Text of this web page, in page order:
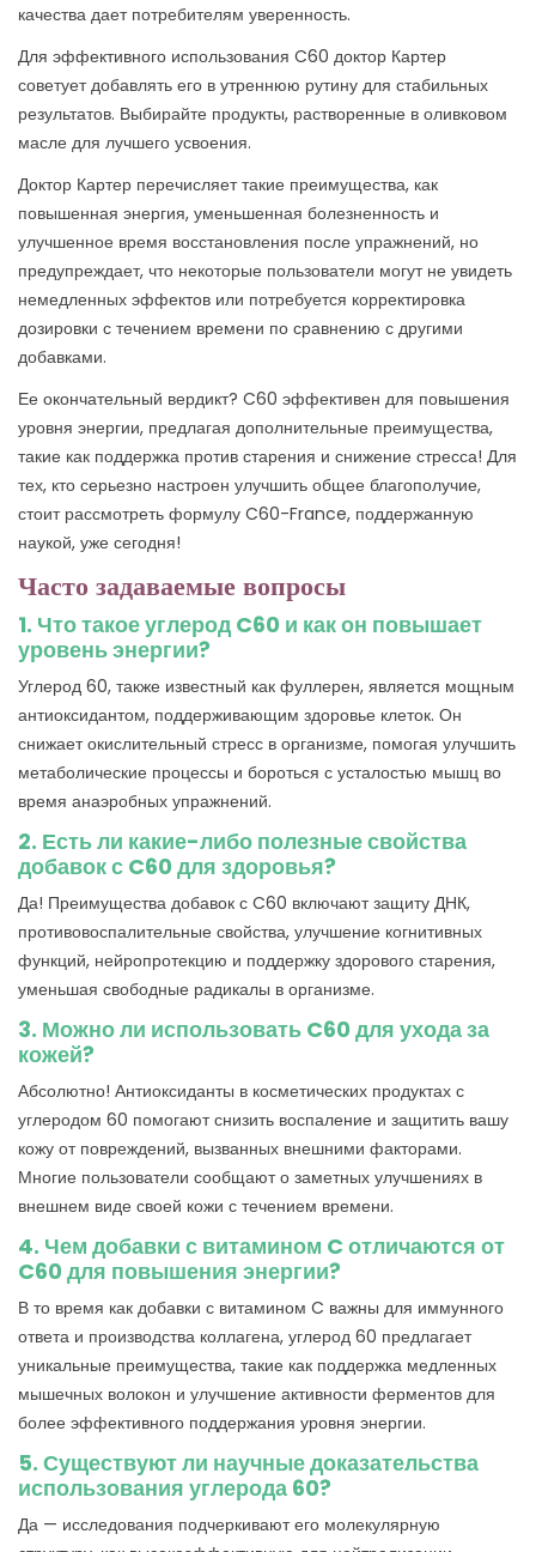
качества дает потребителям уверенность.
Для эффективного использования C60 доктор Картер
советует добавлять его в утреннюю рутину для стабильных
результатов. Выбирайте продукты, растворенные в оливковом
масле для лучшего усвоения.
Доктор Картер перечисляет такие преимущества, как
повышенная энергия, уменьшенная болезненность и
улучшенное время восстановления после упражнений, но
предупреждает, что некоторые пользователи могут не увидеть
немедленных эффектов или потребуется корректировка
дозировки с течением времени по сравнению с другими
добавками.
Ее окончательный вердикт? C60 эффективен для повышения
уровня энергии, предлагая дополнительные преимущества,
такие как поддержка против старения и снижение стресса! Для
тех, кто серьезно настроен улучшить общее благополучие,
стоит рассмотреть формулу C60-France, поддержанную
наукой, уже сегодня!
Часто задаваемые вопросы
1. Что такое углерод C60 и как он повышает
уровень энергии?
Углерод 60, также известный как фуллерен, является мощным
антиоксидантом, поддерживающим здоровье клеток. Он
снижает окислительный стресс в организме, помогая улучшить
метаболические процессы и бороться с усталостью мышц во
время анаэробных упражнений.
2. Есть ли какие-либо полезные свойства
добавок с C60 для здоровья?
Да! Преимущества добавок с C60 включают защиту ДНК,
противовоспалительные свойства, улучшение когнитивных
функций, нейропротекцию и поддержку здорового старения,
уменьшая свободные радикалы в организме.
3. Можно ли использовать C60 для ухода за
кожей?
Абсолютно! Антиоксиданты в косметических продуктах с
углеродом 60 помогают снизить воспаление и защитить вашу
кожу от повреждений, вызванных внешними факторами.
Многие пользователи сообщают о заметных улучшениях в
внешнем виде своей кожи с течением времени.
4. Чем добавки с витамином C отличаются от
C60 для повышения энергии?
В то время как добавки с витамином C важны для иммунного
ответа и производства коллагена, углерод 60 предлагает
уникальные преимущества, такие как поддержка медленных
мышечных волокон и улучшение активности ферментов для
более эффективного поддержания уровня энергии.
5. Существуют ли научные доказательства
использования углерода 60?
Да — исследования подчеркивают его молекулярную